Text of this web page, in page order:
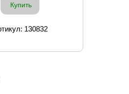
Купить
130832